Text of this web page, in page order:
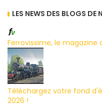
LES NEWS DES BLOGS
Ferrovissime, le
Téléchargez votre fond
2026 !